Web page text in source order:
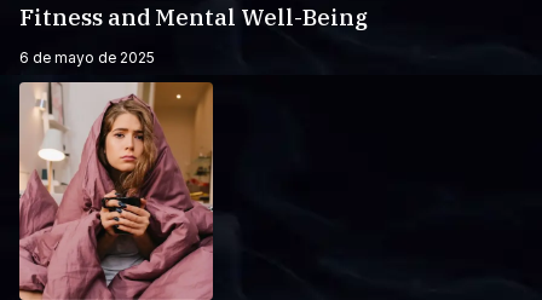
Fitness and Mental Well-Being
6 de mayo de 2025